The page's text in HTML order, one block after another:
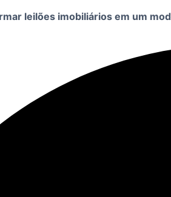
leilões imobiliários em um